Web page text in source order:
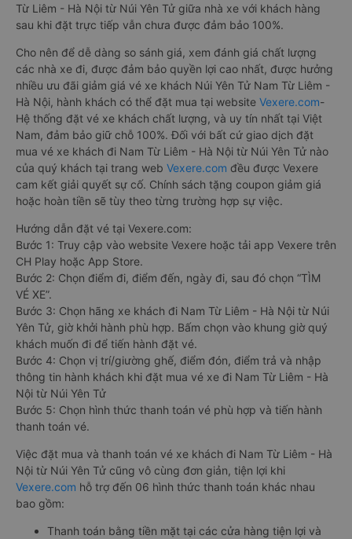
Từ Liêm - Hà Nội từ Núi Yên Tử giữa nhà xe với khách hàng
sau khi đặt trực tiếp vẫn chưa được đảm bảo 100%.
Cho nên để dễ dàng so sánh giá, xem đánh giá chất lượng
các nhà xe đi, được đảm bảo quyền lợi cao nhất, được hưởng
nhiều ưu đãi giảm giá vé xe khách Núi Yên Tử Nam Từ Liêm -
Hà Nội, hành khách có thể đặt mua tại website Vexere.com-
Hệ thống đặt vé xe khách chất lượng, và uy tín nhất tại Việt
Nam, đảm bảo giữ chỗ 100%. Đối với bất cứ giao dịch đặt
mua vé xe khách đi Nam Từ Liêm - Hà Nội từ Núi Yên Tử nào
của quý khách tại trang web Vexere.com đều được Vexere
cam kết giải quyết sự cố. Chính sách tặng coupon giảm giá
hoặc hoàn tiền sẽ tùy theo từng trường hợp sự việc.
Hướng dẫn đặt vé tại Vexere.com:
Bước 1: Truy cập vào website Vexere hoặc tải app Vexere trên
CH Play hoặc App Store.
Bước 2: Chọn điểm đi, điểm đến, ngày đi, sau đó chọn “TÌM
VÉ XE”.
Bước 3: Chọn hãng xe khách đi Nam Từ Liêm - Hà Nội từ Núi
Yên Tử, giờ khởi hành phù hợp. Bấm chọn vào khung giờ quý
khách muốn đi để tiến hành đặt vé.
Bước 4: Chọn vị trí/giường ghế, điểm đón, điểm trả và nhập
thông tin hành khách khi đặt mua vé xe đi Nam Từ Liêm - Hà
Nội từ Núi Yên Tử
Bước 5: Chọn hình thức thanh toán vé phù hợp và tiến hành
thanh toán vé.
Việc đặt mua và thanh toán vé xe khách đi Nam Từ Liêm - Hà
Nội từ Núi Yên Tử cũng vô cùng đơn giản, tiện lợi khi
Vexere.com hỗ trợ đến 06 hình thức thanh toán khác nhau
bao gồm:
Thanh toán bằng tiền mặt tại các cửa hàng tiện lợi và